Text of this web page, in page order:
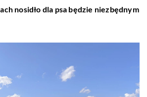
nosidło dla psa będzie niezbędnym